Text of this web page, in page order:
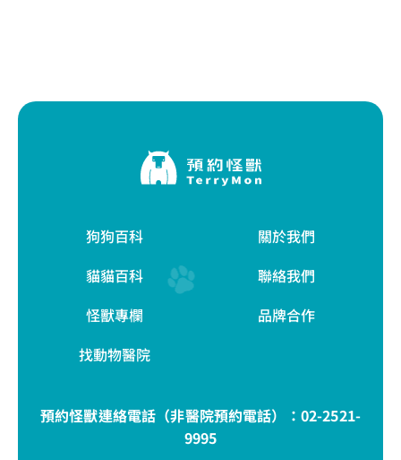
狗狗百科
貓貓百科
怪獸專欄
找動物醫院
關於我們
聯絡我們
品牌合作
預約怪獸連絡電話（非醫院預約電話）： 02-2521-
9995